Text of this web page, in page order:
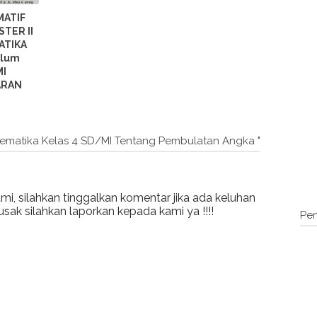
II
Kelas 4 SD/MI Tentang Pembulatan Angka "
silahkan tinggalkan komentar jika ada keluhan
silahkan laporkan kepada kami ya !!!!